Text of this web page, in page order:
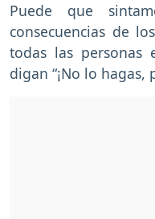
Puede que
consecuencias de
todas las personas
digan “¡No lo hagas,